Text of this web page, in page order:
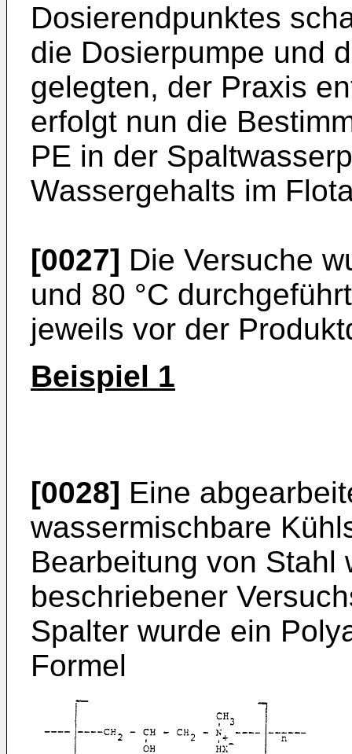
Dosierendpunktes
die Dosierpumpe und
gelegten, der Praxis
erfolgt nun die
PE in der
Wassergehalts im
[0027] Die Versuche
und 80 °C
jeweils vor der
Beispiel 1
[0028] Eine
wassermischbare
Bearbeitung von Stahl
beschriebener
Spalter wurde ein
Formel